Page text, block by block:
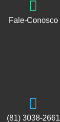
Fale-Conosco
(81) 3038-2661